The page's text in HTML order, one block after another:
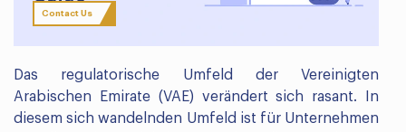
Contact Us
Das regulatorische Umfeld der Vereinigten
Arabischen Emirate (VAE) verändert sich rasant. In
diesem sich wandelnden Umfeld ist für Unternehmen